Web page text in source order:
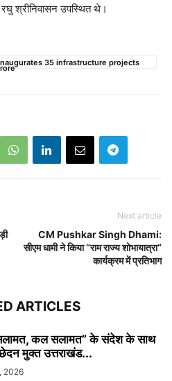
श्रीनिवासन उपस्थित थे।
35 infrastructure projects
Next article
CM Pushkar Singh Dhami:
सीएम धामी ने किया “राम राज्य शोभायात्रा“
कार्यक्रम में प्रतिभाग
ARTICLES
कल सलामत” के संदेश के साथ
मुक्त उत्तराखंड...
2026